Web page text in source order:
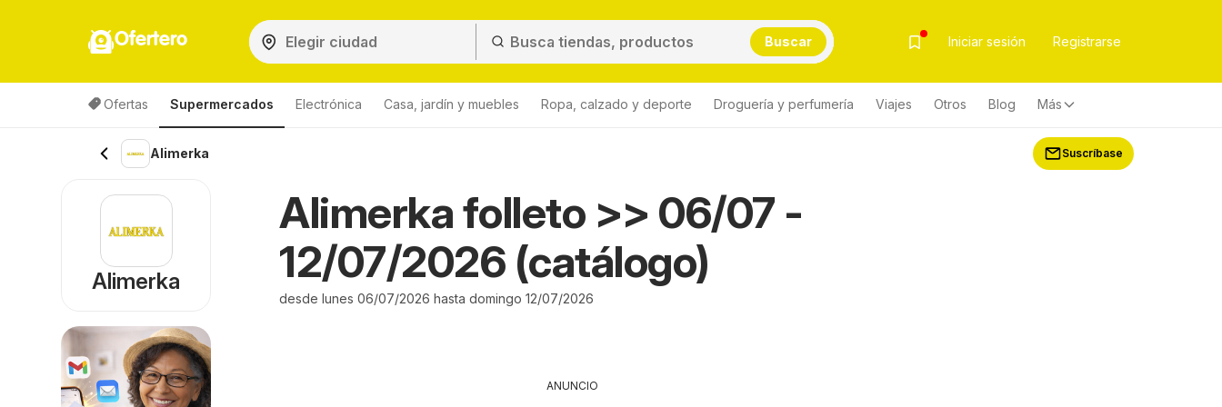
Ofertero Buscar Iniciar sesión Registrarse
Ofertas Supermercados Electrónica Casa, jardín y muebles Ropa, calzado y deporte Droguería y perfumería Viajes Otros Blog Más
Alimerka Suscríbase
Alimerka folleto >> 06/07 -
12/07/2026 (catálogo)
desde lunes 06/07/2026 hasta domingo 12/07/2026
ANUNCIO
Alimerka